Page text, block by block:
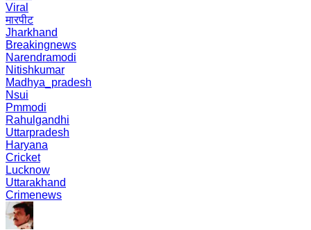
Viral
मारपीट
Jharkhand
Breakingnews
Narendramodi
Nitishkumar
Madhya_pradesh
Nsui
Pmmodi
Rahulgandhi
Uttarpradesh
Haryana
Cricket
Lucknow
Uttarakhand
Crimenews